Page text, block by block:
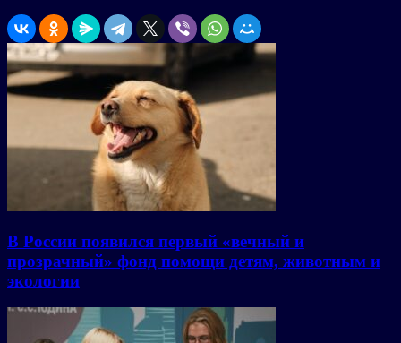
В России появился первый «вечный и
прозрачный» фонд помощи детям, животным и
экологии